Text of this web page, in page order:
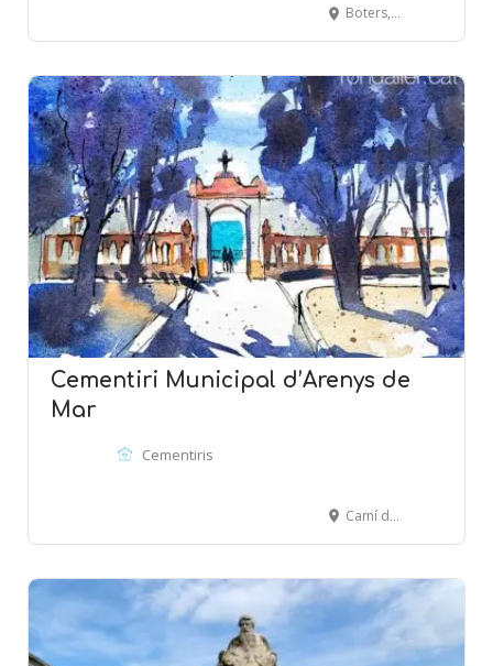
Boters, 18 - CERDANYOLA DEL VALLÈS
Cementiri Municipal d’Arenys de
Mar
Cementiris
Camí de la Pietat, s/n - ARENYS DE MAR